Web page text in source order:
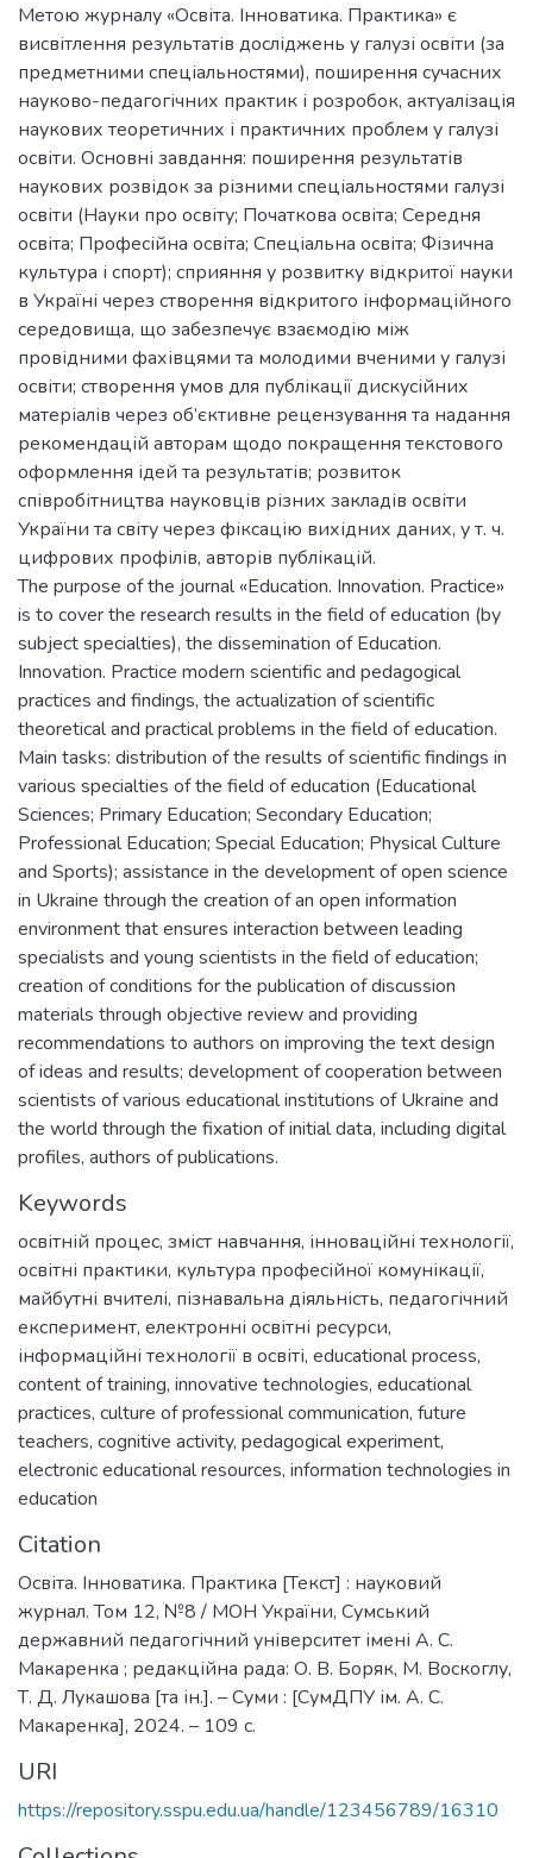
Метою журналу «Освіта. Інноватика. Практика» є
висвітлення результатів досліджень у галузі освіти (за
предметними спеціальностями), поширення сучасних
науково-педагогічних практик і розробок, актуалізація
наукових теоретичних і практичних проблем у галузі
освіти. Основні завдання: поширення результатів
наукових розвідок за різними спеціальностями галузі
освіти (Науки про освіту; Початкова освіта; Середня
освіта; Професійна освіта; Спеціальна освіта; Фізична
культура і спорт); сприяння у розвитку відкритої науки
в Україні через створення відкритого інформаційного
середовища, що забезпечує взаємодію між
провідними фахівцями та молодими вченими у галузі
освіти; створення умов для публікації дискусійних
матеріалів через об’єктивне рецензування та надання
рекомендацій авторам щодо покращення текстового
оформлення ідей та результатів; розвиток
співробітництва науковців різних закладів освіти
України та світу через фіксацію вихідних даних, у т. ч.
цифрових профілів, авторів публікацій.
The purpose of the journal «Education. Innovation. Practice»
is to cover the research results in the field of education (by
subject specialties), the dissemination of Education.
Innovation. Practice modern scientific and pedagogical
practices and findings, the actualization of scientific
theoretical and practical problems in the field of education.
Main tasks: distribution of the results of scientific findings in
various specialties of the field of education (Educational
Sciences; Primary Education; Secondary Education;
Professional Education; Special Education; Physical Culture
and Sports); assistance in the development of open science
in Ukraine through the creation of an open information
environment that ensures interaction between leading
specialists and young scientists in the field of education;
creation of conditions for the publication of discussion
materials through objective review and providing
recommendations to authors on improving the text design
of ideas and results; development of cooperation between
scientists of various educational institutions of Ukraine and
the world through the fixation of initial data, including digital
profiles, authors of publications.
Keywords
освітній процес, зміст навчання, інноваційні технології,
освітні практики, культура професійної комунікації,
майбутні вчителі, пізнавальна діяльність, педагогічний
експеримент, електронні освітні ресурси,
інформаційні технології в освіті, educational process,
content of training, innovative technologies, educational
practices, culture of professional communication, future
teachers, cognitive activity, pedagogical experiment,
electronic educational resources, information technologies in
education
Citation
Освіта. Інноватика. Практика [Текст] : науковий
журнал. Том 12, №8 / МОН України, Сумський
державний педагогічний університет імені А. С.
Макаренка ; редакційна рада: О. В. Боряк, М. Воскоглу,
Т. Д. Лукашова [та ін.]. – Суми : [СумДПУ ім. А. С.
Макаренка], 2024. – 109 с.
URI
https://repository.sspu.edu.ua/handle/123456789/16310